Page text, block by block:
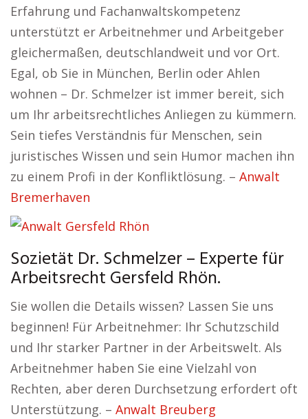
Erfahrung und Fachanwaltskompetenz
unterstützt er Arbeitnehmer und Arbeitgeber
gleichermaßen, deutschlandweit und vor Ort.
Egal, ob Sie in München, Berlin oder Ahlen
wohnen – Dr. Schmelzer ist immer bereit, sich
um Ihr arbeitsrechtliches Anliegen zu kümmern.
Sein tiefes Verständnis für Menschen, sein
juristisches Wissen und sein Humor machen ihn
zu einem Profi in der Konfliktlösung. – Anwalt
Bremerhaven
Sozietät Dr. Schmelzer – Experte für
Arbeitsrecht Gersfeld Rhön.
Sie wollen die Details wissen? Lassen Sie uns
beginnen! Für Arbeitnehmer: Ihr Schutzschild
und Ihr starker Partner in der Arbeitswelt. Als
Arbeitnehmer haben Sie eine Vielzahl von
Rechten, aber deren Durchsetzung erfordert oft
Unterstützung. – Anwalt Breuberg